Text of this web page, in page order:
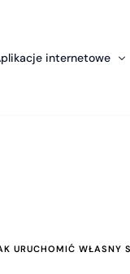
internetowe
URUCHOMIĆ WŁASNY